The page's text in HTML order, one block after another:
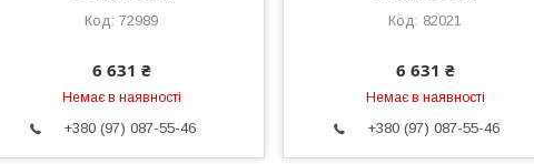
72989
6 631 ₴
Немає в наявності
+380 (97) 087-55-46
82021
6 631 ₴
Немає в наявності
+380 (97) 087-55-46